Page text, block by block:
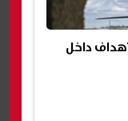
داخل